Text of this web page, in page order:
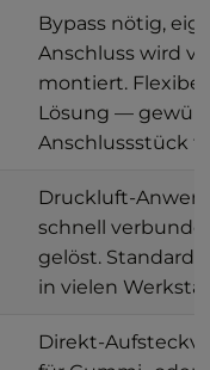
Bypass nötig,
Anschluss wird
montiert.
Lösung —
Anschlussstück
Druckluft-
schnell
gelöst.
in vielen
Direkt-